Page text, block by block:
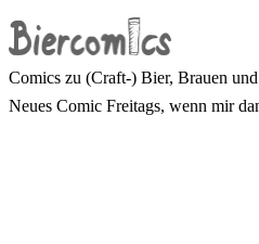
Comics zu (Craft-) Bier, Brauen
Neues Comic Freitags, wenn mir